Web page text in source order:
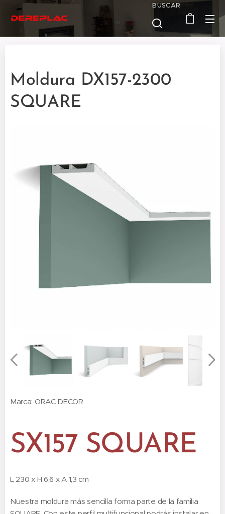
BUSCAR
Moldura DX157-2300
SQUARE
Marca: ORAC DECOR
SX157 SQUARE
L 230 x H 6,6 x A 1,3 cm
Nuestra moldura más sencilla forma parte de la familia